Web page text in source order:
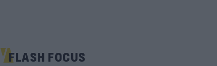
FLASH FOCUS